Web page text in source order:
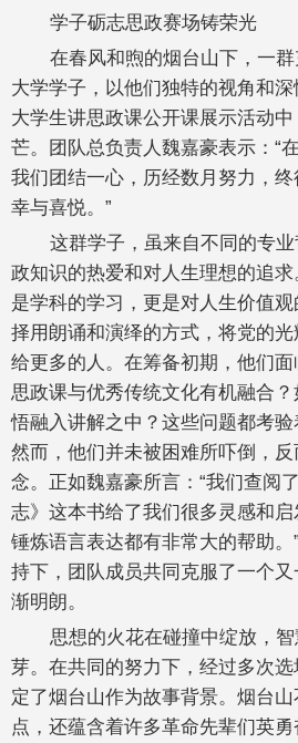
学子砺志思政赛场铸荣光
在春风和煦的烟台山下，一
大学学子，以他们独特的视角和
大学生讲思政课公开课展示活动
芒。团队总负责人魏嘉豪表示：“
我们团结一心，历经数月努力，
幸与喜悦。”
这群学子，虽来自不同的专
政知识的热爱和对人生理想的追
是学科的学习，更是对人生价值
择用朗诵和演绎的方式，将党的
给更多的人。在筹备初期，他们
思政课与优秀传统文化有机融合
悟融入讲解之中？这些问题都考验
然而，他们并未被困难所吓倒，
念。正如魏嘉豪所言：“我们查阅
志》这本书给了我们很多灵感和启
锤炼语言表达都有非常大的帮助
持下，团队成员共同克服了一个
渐明朗。
思想的火花在碰撞中绽放，
芽。在共同的努力下，经过多次
定了烟台山作为故事背景。烟台
点，还蕴含着许多革命先辈们英